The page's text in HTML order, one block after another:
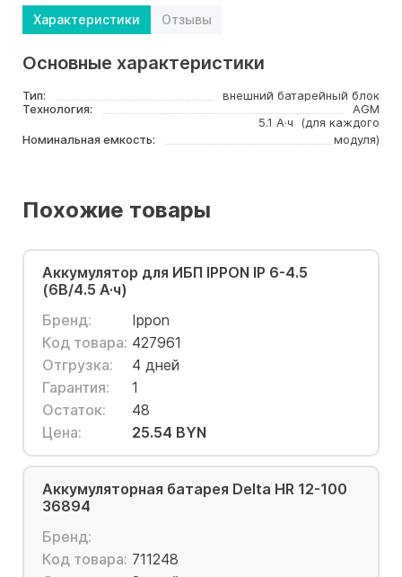
Характеристики Отзывы
Основные характеристики
Тип:
внешний батарейный блок
Технология:
AGM
Номинальная емкость:
5.1 А·ч (для каждого
модуля)
Похожие товары
Аккумулятор для ИБП IPPON IP 6-4.5
(6В/4.5 А·ч)
Бренд:
Ippon
Код товара: 427961
Отгрузка:
4 дней
Гарантия:
1
Остаток:
48
Цена:
25.54 BYN
Аккумуляторная батарея Delta HR 12-100
36894
Бренд:
Код товара: 711248